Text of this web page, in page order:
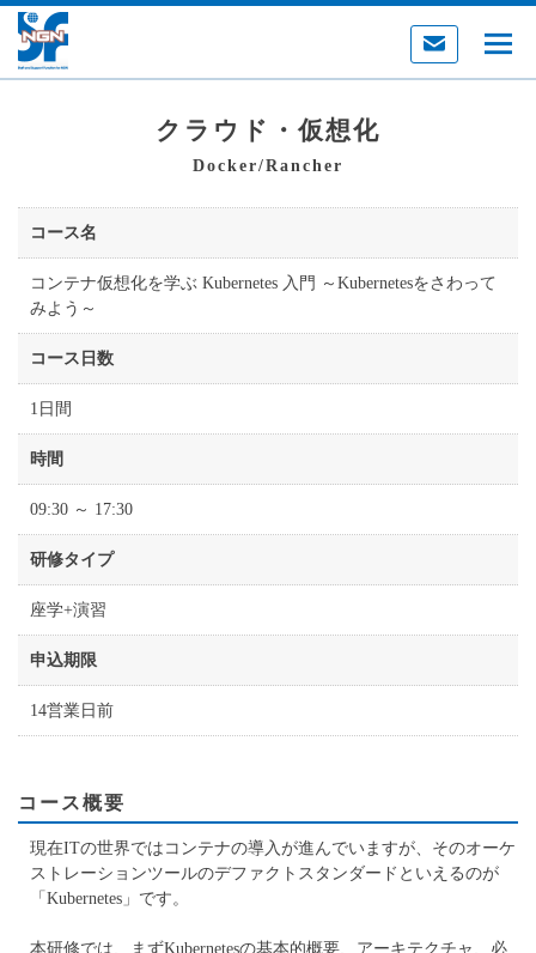
クラウド・仮想化
Docker/Rancher
コース名
コンテナ仮想化を学ぶ Kubernetes 入門 ～Kubernetesをさわって
みよう～
コース日数
1日間
時間
09:30 ～ 17:30
研修タイプ
座学+演習
申込期限
14営業日前
コース概要
現在ITの世界ではコンテナの導入が進んでいますが、そのオーケ
ストレーションツールのデファクトスタンダードといえるのが
「Kubernetes」です。
本研修では、まずKubernetesの基本的概要、アーキテクチャ、必